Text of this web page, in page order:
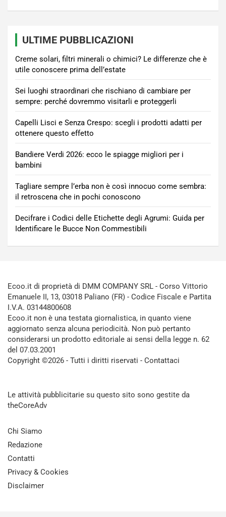
ULTIME PUBBLICAZIONI
Creme solari, filtri minerali o chimici? Le differenze che è
utile conoscere prima dell’estate
Sei luoghi straordinari che rischiano di cambiare per
sempre: perché dovremmo visitarli e proteggerli
Capelli Lisci e Senza Crespo: scegli i prodotti adatti per
ottenere questo effetto
Bandiere Verdi 2026: ecco le spiagge migliori per i
bambini
Tagliare sempre l’erba non è così innocuo come sembra:
il retroscena che in pochi conoscono
Decifrare i Codici delle Etichette degli Agrumi: Guida per
Identificare le Bucce Non Commestibili
Ecoo.it di proprietà di DMM COMPANY SRL - Corso Vittorio
Emanuele II, 13, 03018 Paliano (FR) - Codice Fiscale e Partita
I.V.A. 03144800608
Ecoo.it non è una testata giornalistica, in quanto viene
aggiornato senza alcuna periodicità. Non può pertanto
considerarsi un prodotto editoriale ai sensi della legge n. 62
del 07.03.2001
Copyright ©2026 - Tutti i diritti riservati - Contattaci
Le attività pubblicitarie su questo sito sono gestite da
theCoreAdv
Chi Siamo
Redazione
Contatti
Privacy & Cookies
Disclaimer